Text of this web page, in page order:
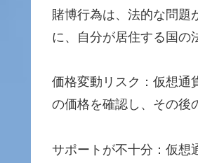
賭博行為は、法的な問題
に、自分が居住する国の
価格変動リスク：仮想通
の価格を確認し、その後
サポートが不十分：仮想